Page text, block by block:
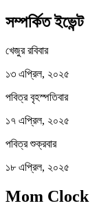
সম্পর্কিত ইভেন্ট
খেজুর রবিবার
১৩ এপ্রিল, ২০২৫
পবিত্র বৃহস্পতিবার
১৭ এপ্রিল, ২০২৫
পবিত্র শুক্রবার
১৮ এপ্রিল, ২০২৫
Mom Clock